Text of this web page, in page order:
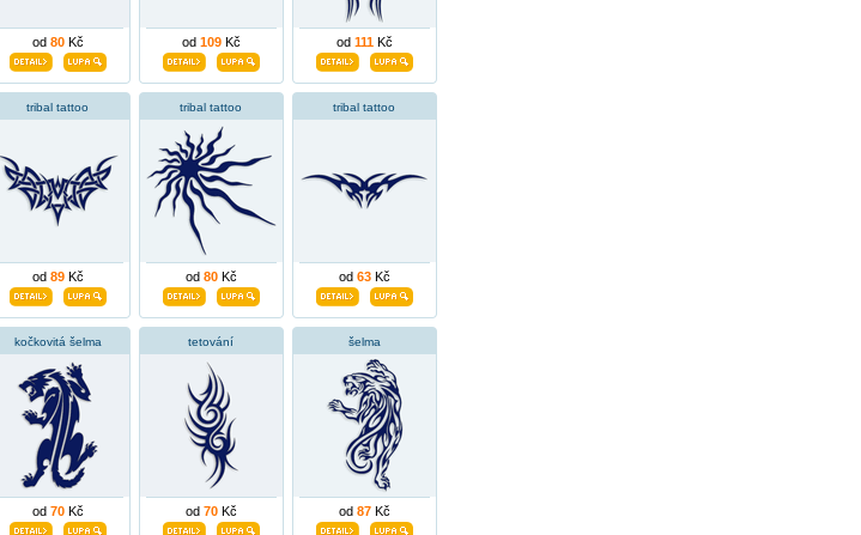
od 80Kč od 109Kč od 111Kč
tribal tattoo
od 89Kč
tribal tattoo
od 80Kč
tribal tattoo
od 63Kč
kočkovitá šelma
od 70Kč
tetování
od 70Kč
šelma
od 87Kč